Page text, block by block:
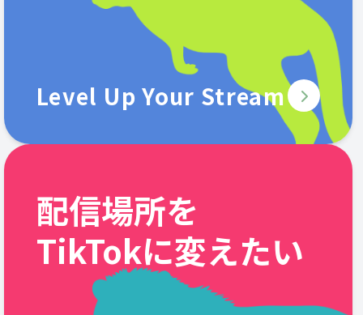
Level Up Your Stream
配信場所を
TikTokに変えたい